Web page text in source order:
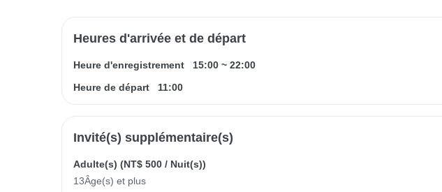
Heures d'arrivée et de départ
Heure d'enregistrement 15:00 ~ 22:00
Heure de départ
11:00
Invité(s) supplémentaire(s)
Adulte(s) (NT$ 500 / Nuit(s))
13Âge(s) et plus